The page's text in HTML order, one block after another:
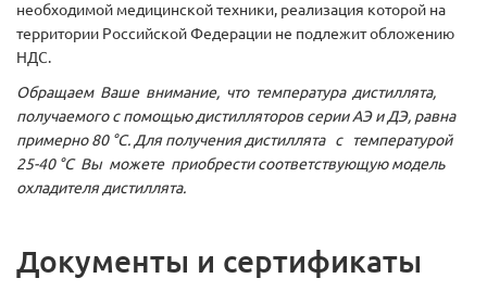
необходимой медицинской техники, реализация которой на
территории Российской Федерации не подлежит обложению
НДС.
Обращаем Ваше внимание, что температура дистиллята,
получаемого с помощью дистилляторов серии АЭ и ДЭ, равна
примерно 80 °С. Для получения дистиллята с температурой
25-40 °С Вы можете приобрести соответствующую модель
охладителя дистиллята.
Документы и сертификаты